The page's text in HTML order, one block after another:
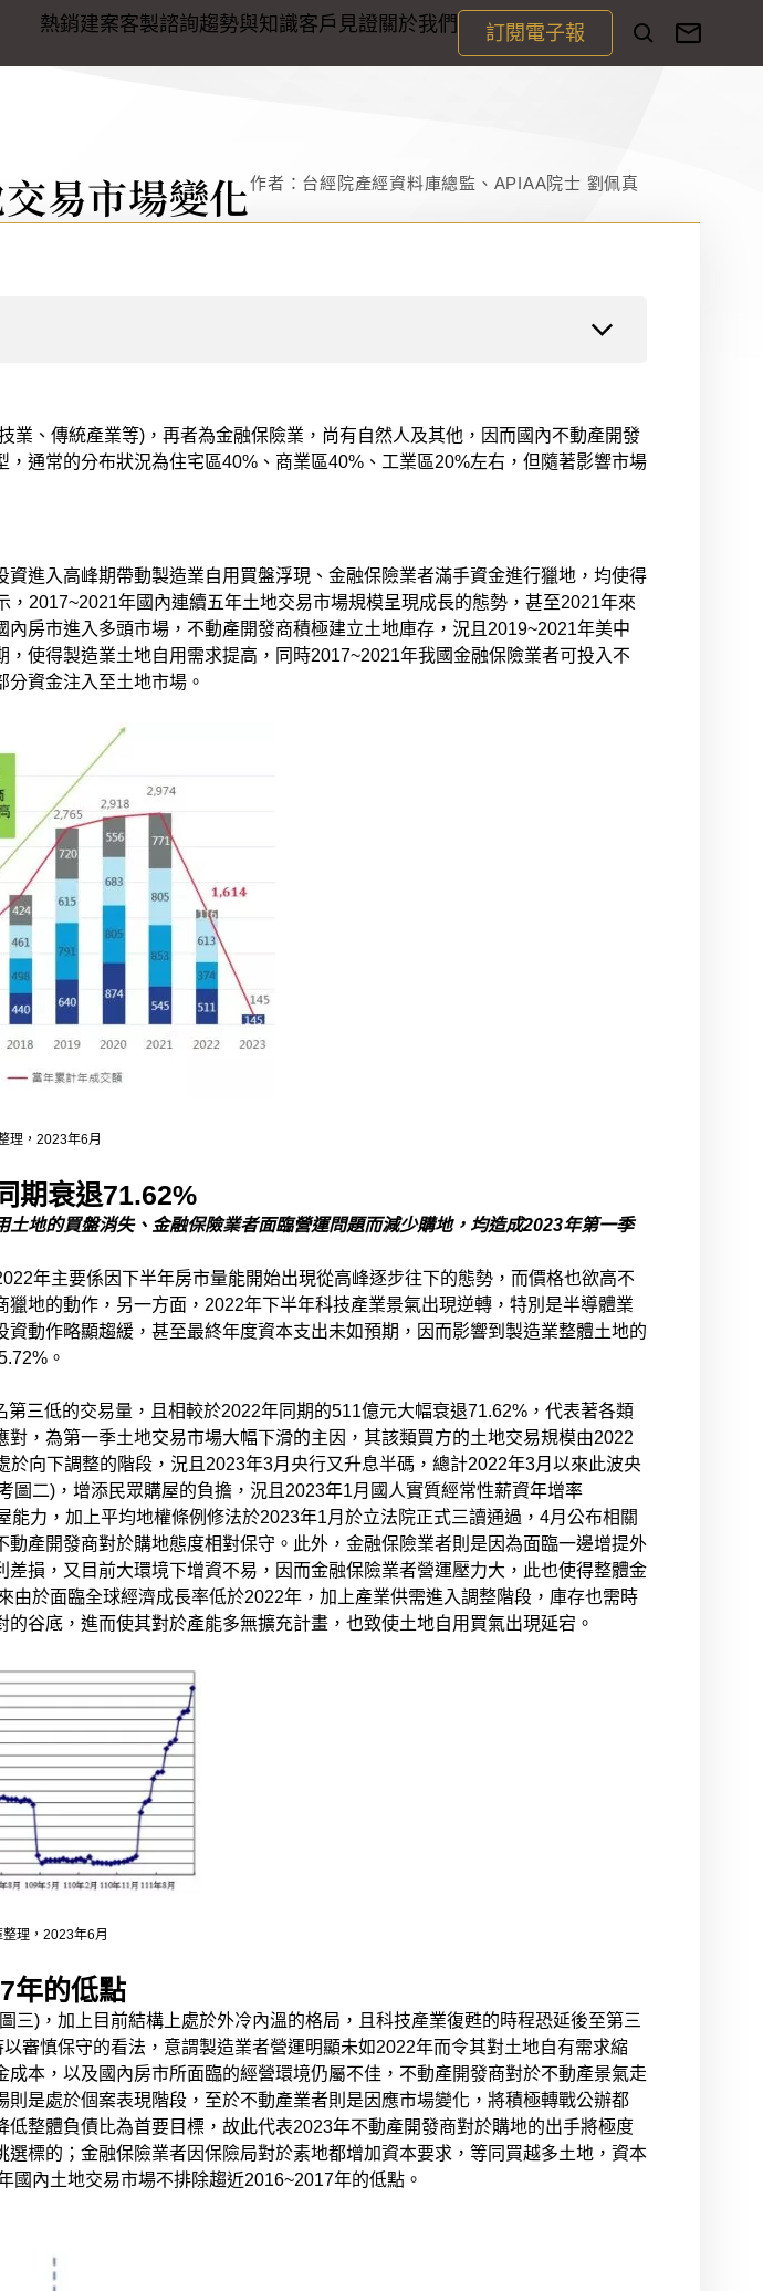
熱銷建案客製諮詢趨勢與知識客戶見證 關於我們 訂閱電子報
易市場變化作者：台經院產經資料庫總監、APIAA院士 劉佩真
、傳統產業等)，再者為金融保險業，尚有自然人及其他，因而國內不動產開發
通常的分布狀況為住宅區40%、商業區40%、工業區20%左右，但隨著影響市場
進入高峰期帶動製造業自用買盤浮現、金融保險業者滿手資金進行獵地，均使得
2017~2021年國內連續五年土地交易市場規模呈現成長的態勢，甚至2021年來
房市進入多頭市場，不動產開發商積極建立土地庫存，況且2019~2021年美中
使得製造業土地自用需求提高，同時2017~2021年我國金融保險業者可投入不
資金注入至土地市場。
理，2023年6月
期衰退71.62%
地的買盤消失、金融保險業者面臨營運問題而減少購地，均造成2023年第一季
年主要係因下半年房市量能開始出現從高峰逐步往下的態勢，而價格也欲高不
地的動作，另一方面，2022年下半年科技產業景氣出現逆轉，特別是半導體業
動作略顯趨緩，甚至最終年度資本支出未如預期，因而影響到製造業整體土地的
。
三低的交易量，且相較於2022年同期的511億元大幅衰退71.62%，代表著各類
，為第一季土地交易市場大幅下滑的主因，其該類買方的土地交易規模由2022
向下調整的階段，況且2023年3月央行又升息半碼，總計2022年3月以來此波央
二)，增添民眾購屋的負擔，況且2023年1月國人實質經常性薪資年增率
力，加上平均地權條例修法於2023年1月於立法院正式三讀通過，4月公布相關
產開發商對於購地態度相對保守。此外，金融保險業者則是因為面臨一邊增提外
損，又目前大環境下增資不易，因而金融保險業者營運壓力大，此也使得整體金
於面臨全球經濟成長率低於2022年，加上產業供需進入調整階段，庫存也需時
谷底，進而使其對於產能多無擴充計畫，也致使土地自用買氣出現延宕。
理，2023年6月
年的低點
)，加上目前結構上處於外冷內溫的格局，且科技產業復甦的時程恐延後至第三
審慎保守的看法，意謂製造業者營運明顯未如2022年而令其對土地自有需求縮
本，以及國內房市所面臨的經營環境仍屬不佳，不動產開發商對於不動產景氣走
是處於個案表現階段，至於不動產業者則是因應市場變化，將積極轉戰公辦都
整體負債比為首要目標，故此代表2023年不動產開發商對於購地的出手將極度
標的；金融保險業者因保險局對於素地都增加資本要求，等同買越多土地，資本
內土地交易市場不排除趨近2016~2017年的低點。